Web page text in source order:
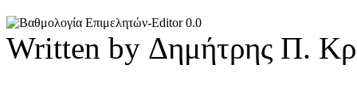
0.0
Written by Δημήτρης Π.